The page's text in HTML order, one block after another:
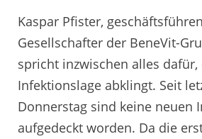
Kaspar Pfister,
Gesellschafter der BeneVit-
spricht inzwischen alles dafür,
Infektionslage abklingt. Seit
Donnerstag sind keine neuen
aufgedeckt worden. Da die